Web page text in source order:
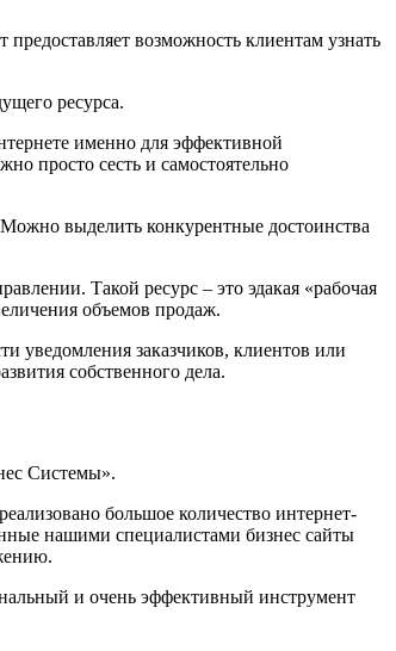
возможность клиентам узнать
ресурса.
именно для эффективной
просто сесть и самостоятельно
выделить конкурентные достоинства
Такой ресурс – это эдакая «рабочая
объемов продаж.
уведомления заказчиков, клиентов или
собственного дела.
Системы».
большое количество интернет-
нашими специалистами бизнес сайты
и очень эффективный инструмент